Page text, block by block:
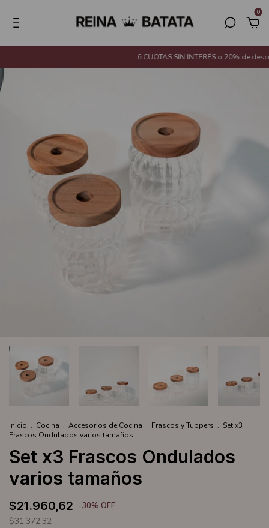
0
6 CUOTAS SIN INTERÉS o 20% de
Inicio . Cocina . Accesorios de Cocina . Frascos y Tuppers . Set x3
Frascos Ondulados varios tamaños
Set x3 Frascos Ondulados
varios tamaños
$21.960,62 -30% OFF
$31.372,32